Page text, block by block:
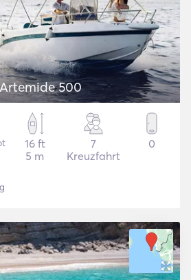
500
16 ft
5 m
7
Kreuzfahrt
0